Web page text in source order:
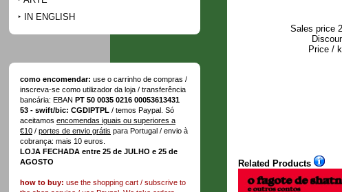
IN ENGLISH
como encomendar: use o carrinho de compras /
inscreva-se como utilizador da loja / transferência
bancária: EBAN PT 50 0035 0216 00053613431
53 - swift/bic: CGDIPTPL / temos Paypal. Só
aceitamos encomendas iguais ou superiores a
€10 / portes de envio grátis para Portugal / envio à
cobrança: mais 10 euros.
LOJA FECHADA entre 25 de JULHO e 25 de
AGOSTO
how to buy: use the shopping cart / subscrive to
Sales price
Price /
Related Products